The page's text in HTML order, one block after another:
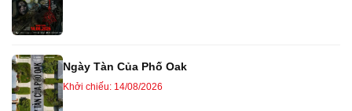
Ngày Tàn Của Phố Oak
Khởi chiếu: 14/08/2026